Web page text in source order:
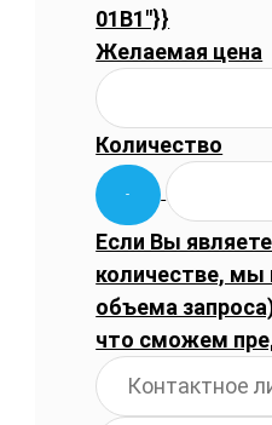
01B1"}}
Желаемая цена
Количество
Если Вы
количестве,
объема
что сможем